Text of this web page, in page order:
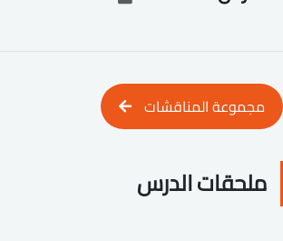
مجموعة المناقشات
ملحقات الدرس